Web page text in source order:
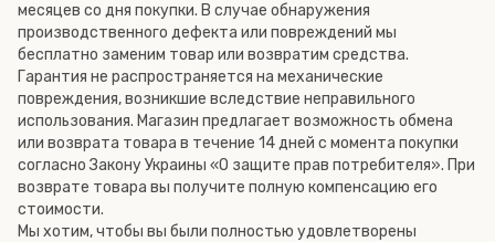
месяцев со дня покупки. В случае обнаружения
производственного дефекта или повреждений мы
бесплатно заменим товар или возвратим средства.
Гарантия не распространяется на механические
повреждения, возникшие вследствие неправильного
использования. Магазин предлагает возможность обмена
или возврата товара в течение 14 дней с момента покупки
согласно Закону Украины «О защите прав потребителя». При
возврате товара вы получите полную компенсацию его
стоимости.
Мы хотим, чтобы вы были полностью удовлетворены